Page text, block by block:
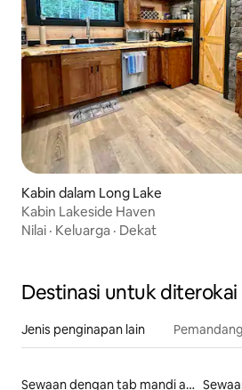
Kabin dalam Long Lake
Kabin Lakeside Haven
Nilai · Keluarga · Dekat
Destinasi untuk diterokai
Jenis penginapan lain
Sewaan dengan tab mandi air panas